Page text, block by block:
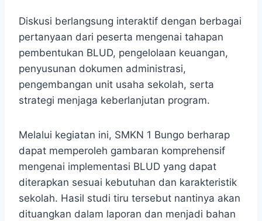
Diskusi berlangsung interaktif dengan berbagai
pertanyaan dari peserta mengenai tahapan
pembentukan BLUD, pengelolaan keuangan,
penyusunan dokumen administrasi,
pengembangan unit usaha sekolah, serta
strategi menjaga keberlanjutan program.
Melalui kegiatan ini, SMKN 1 Bungo berharap
dapat memperoleh gambaran komprehensif
mengenai implementasi BLUD yang dapat
diterapkan sesuai kebutuhan dan karakteristik
sekolah. Hasil studi tiru tersebut nantinya akan
dituangkan dalam laporan dan menjadi bahan